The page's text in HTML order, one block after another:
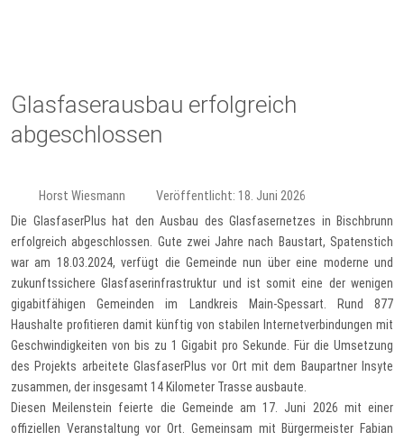
Glasfaserausbau erfolgreich
abgeschlossen
Horst Wiesmann Veröffentlicht: 18. Juni 2026
Die GlasfaserPlus hat den Ausbau des Glasfasernetzes in Bischbrunn
erfolgreich abgeschlossen. Gute zwei Jahre nach Baustart, Spatenstich
war am 18.03.2024, verfügt die Gemeinde nun über eine moderne und
zukunftssichere Glasfaserinfrastruktur und ist somit eine der wenigen
gigabitfähigen Gemeinden im Landkreis Main-Spessart. Rund 877
Haushalte profitieren damit künftig von stabilen Internetverbindungen mit
Geschwindigkeiten von bis zu 1 Gigabit pro Sekunde. Für die Umsetzung
des Projekts arbeitete GlasfaserPlus vor Ort mit dem Baupartner Insyte
zusammen, der insgesamt 14 Kilometer Trasse ausbaute.
Diesen Meilenstein feierte die Gemeinde am 17. Juni 2026 mit einer
offiziellen Veranstaltung vor Ort. Gemeinsam mit Bürgermeister Fabian